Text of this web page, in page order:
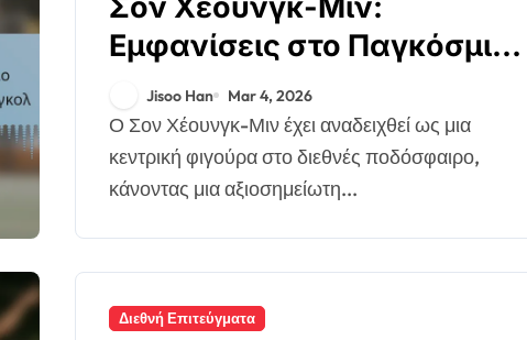
Εμφανίσεις στο Παγκόσμιο
Κύπελλο, επιτυχία στο
Κύπελλο Ασίας, διεθνή
γκολ
Jisoo Han Mar 4, 2026
Ο Σον Χέουνγκ-Μιν έχει αναδειχθεί ως μια
κεντρική φιγούρα στο διεθνές ποδόσφαιρο,
κάνοντας μια αξιοσημείωτη...
Διεθνή Επιτεύγματα